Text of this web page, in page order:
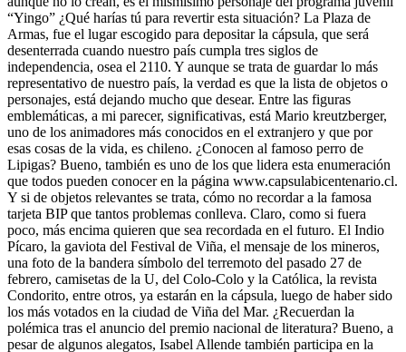
“Yingo” ¿Qué harías tú para revertir esta situación? La Plaza de
Armas, fue el lugar escogido para depositar la cápsula, que será
desenterrada cuando nuestro país cumpla tres siglos de
independencia, osea el 2110. Y aunque se trata de guardar lo más
representativo de nuestro país, la verdad es que la lista de objetos o
personajes, está dejando mucho que desear. Entre las figuras
emblemáticas, a mi parecer, significativas, está Mario kreutzberger,
uno de los animadores más conocidos en el extranjero y que por
esas cosas de la vida, es chileno. ¿Conocen al famoso perro de
Lipigas? Bueno, también es uno de los que lidera esta enumeración
que todos pueden conocer en la página www.capsulabicentenario.cl.
Y si de objetos relevantes se trata, cómo no recordar a la famosa
tarjeta BIP que tantos problemas conlleva. Claro, como si fuera
poco, más encima quieren que sea recordada en el futuro. El Indio
Pícaro, la gaviota del Festival de Viña, el mensaje de los mineros,
una foto de la bandera símbolo del terremoto del pasado 27 de
febrero, camisetas de la U, del Colo-Colo y la Católica, la revista
Condorito, entre otros, ya estarán en la cápsula, luego de haber sido
los más votados en la ciudad de Viña del Mar. ¿Recuerdan la
polémica tras el anuncio del premio nacional de literatura? Bueno, a
pesar de algunos alegatos, Isabel Allende también participa en la